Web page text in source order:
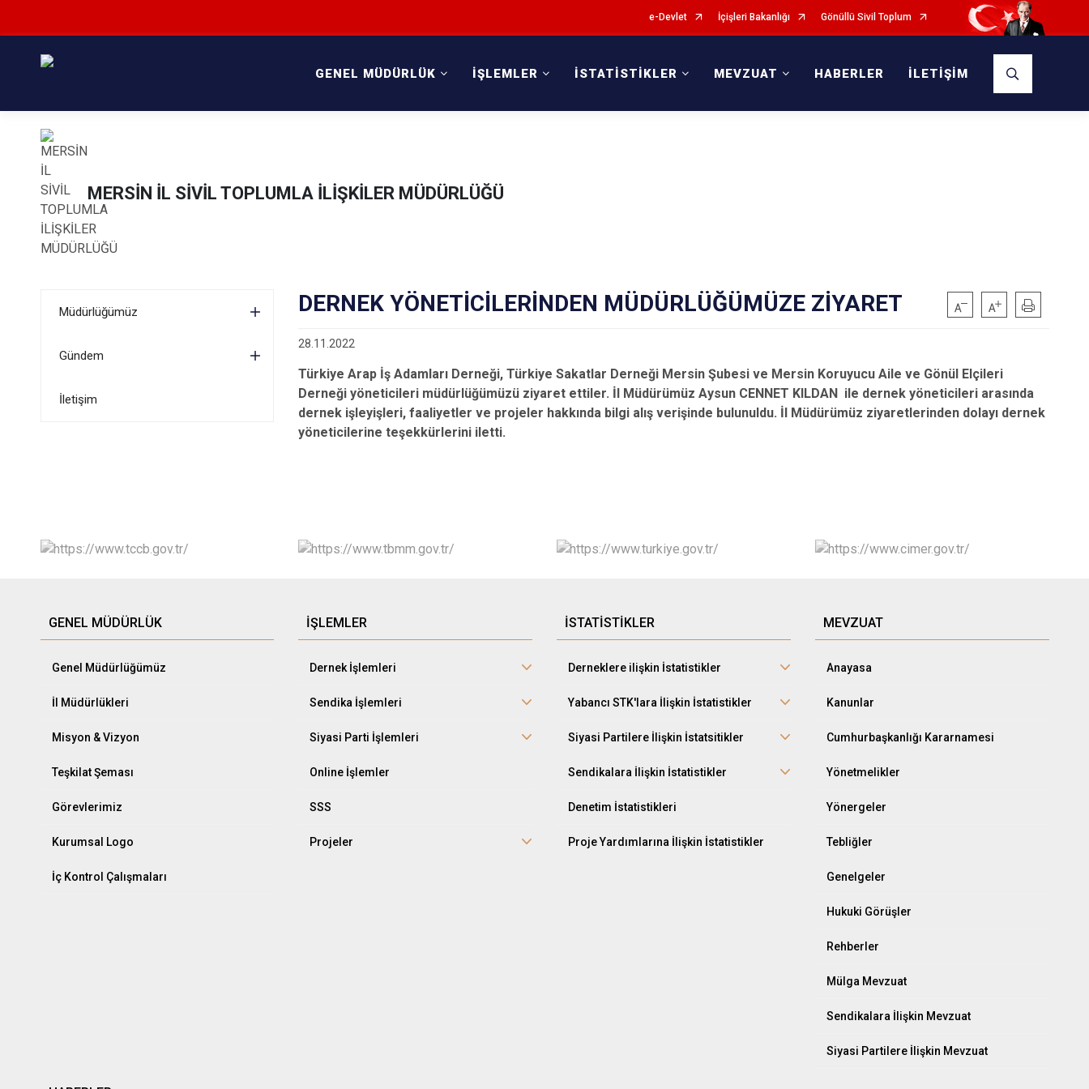
e-Devlet İçişleri Bakanlığı Gönüllü Sivil Toplum
GENEL MÜDÜRLÜK İŞLEMLER İSTATİSTİKLER MEVZUAT HABERLER İLETİŞİM
MERSİN İL SİVİL TOPLUMLA İLİŞKİLER MÜDÜRLÜĞÜ
Müdürlüğümüz
Gündem
İletişim
DERNEK YÖNETİCİLERİNDEN MÜDÜRLÜĞÜMÜZE ZİYARET
28.11.2022
Türkiye Arap İş Adamları Derneği, Türkiye Sakatlar Derneği Mersin Şubesi ve Mersin Koruyucu Aile ve Gönül Elçileri
Derneği yöneticileri müdürlüğümüzü ziyaret ettiler. İl Müdürümüz Aysun CENNET KILDAN ile dernek yöneticileri arasında
dernek işleyişleri, faaliyetler ve projeler hakkında bilgi alış verişinde bulunuldu. İl Müdürümüz ziyaretlerinden dolayı dernek
yöneticilerine teşekkürlerini iletti.
GENEL MÜDÜRLÜK
Genel Müdürlüğümüz
İl Müdürlükleri
Misyon & Vizyon
Teşkilat Şeması
Görevlerimiz
Kurumsal Logo
İç Kontrol Çalışmaları
İŞLEMLER
Dernek İşlemleri
Sendika İşlemleri
Siyasi Parti İşlemleri
Online İşlemler
SSS
Projeler
İSTATİSTİKLER
Derneklere ilişkin İstatistikler
Yabancı STK'lara İlişkin İstatistikler
Siyasi Partilere İlişkin İstatsitikler
Sendikalara İlişkin İstatistikler
Denetim İstatistikleri
Proje Yardımlarına İlişkin İstatistikler
MEVZUAT
Anayasa
Kanunlar
Cumhurbaşkanlığı Kararnamesi
Yönetmelikler
Yönergeler
Tebliğler
Genelgeler
Hukuki Görüşler
Rehberler
Mülga Mevzuat
Sendikalara İlişkin Mevzuat
Siyasi Partilere İlişkin Mevzuat